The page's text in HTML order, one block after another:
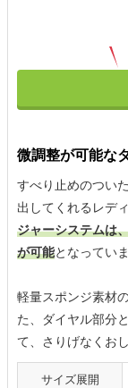
微調整が可能な
すべり止めのつい
出してくれるレデ
ジャーシステムは
が可能となっていま
軽量スポンジ素材
た、ダイヤル部分
て、さりげなくお
サイズ展開